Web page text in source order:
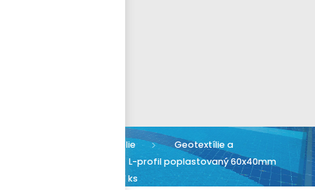
Bazénové folie
Geotextílie a
L-profil poplastovaný 60x40mm
x 2m vnější, cena za 1 ks